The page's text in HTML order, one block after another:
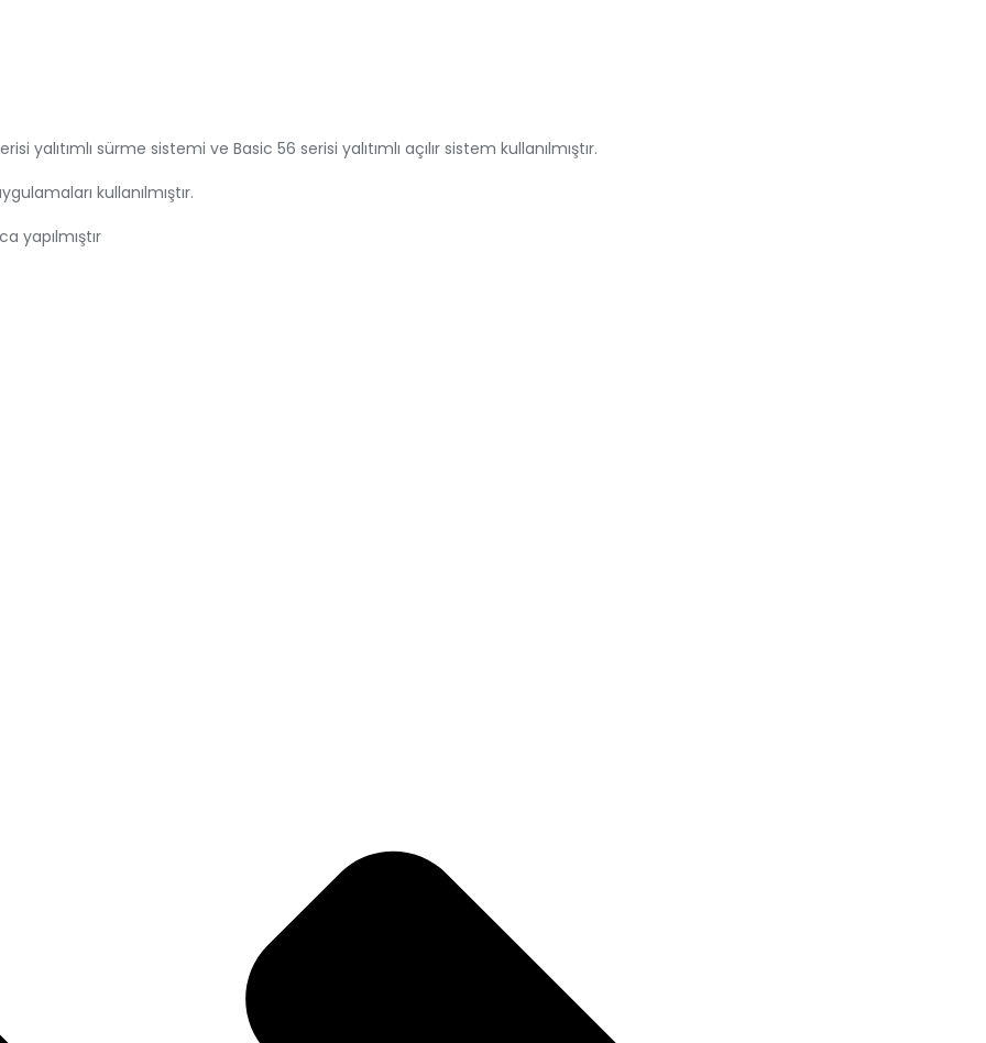
yalıtımlı sürme sistemi ve Basic 56 serisi yalıtımlı açılır sistem kullanılmıştır.
kullanılmıştır.
yapılmıştır